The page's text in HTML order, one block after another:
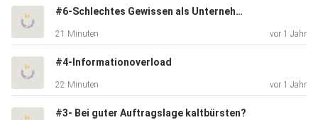
Kontakt: bonnesvovantes069@web.de #6-Schlechtes Gewissen als Unternehmerin
21 Minuten vor 1 Jahr
#4-Informationoverload
22 Minuten vor 1 Jahr
#3- Bei guter Auftragslage kaltbürsten?